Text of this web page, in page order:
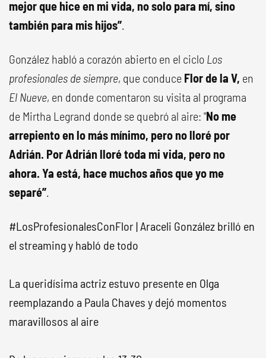
mejor que hice en mi vida, no solo para mí, sino
también para mis hijos”.
González habló a corazón abierto en el ciclo Los
profesionales de siempre, que conduce Flor de la V, en
El Nueve, en donde comentaron su visita al programa
de Mirtha Legrand donde se quebró al aire: "No me
arrepiento en lo más mínimo, pero no lloré por
Adrián. Por Adrián lloré toda mi vida, pero no
ahora. Ya está, hace muchos años que yo me
separé”.
#LosProfesionalesConFlor| Araceli González brilló en
el streaming y habló de todo
La queridísima actriz estuvo presente en Olga
reemplazando a Paula Chaves y dejó momentos
maravillosos al aire